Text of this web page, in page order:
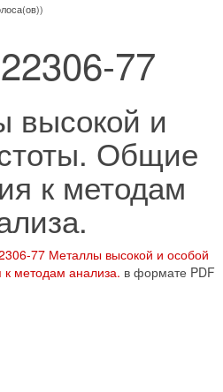
77
высокой и
Общие
к методам
77 Металлы высокой и особой
методам анализа. в формате PDF